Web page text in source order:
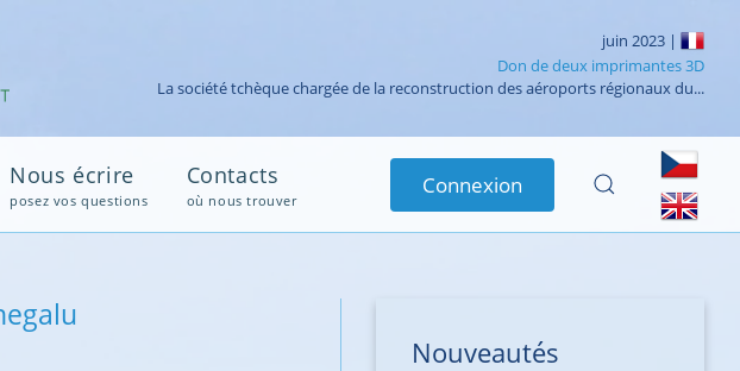
Nous écrire
posez vos questions
Contacts
où nous trouver
Connexion
Nouveautés